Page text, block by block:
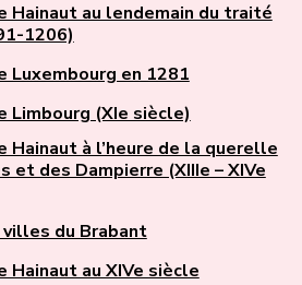
1206)
Luxembourg en 1281
Limbourg (XIe siècle)
Hainaut à l’heure de la querelle
et des Dampierre (XIIIe – XIVe
villes du Brabant
Hainaut au XIVe siècle